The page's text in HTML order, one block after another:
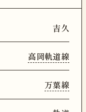
吉久
高岡軌道線
万葉線